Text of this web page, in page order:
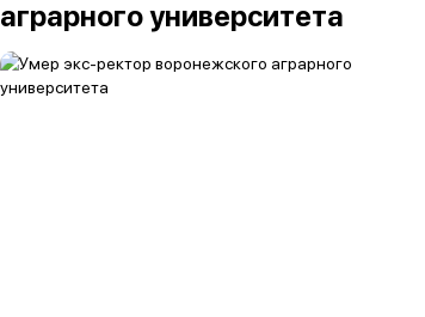
аграрного университета